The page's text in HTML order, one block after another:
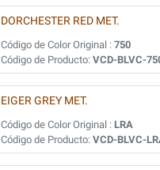
DORCHESTER RED MET.
Código de Color Original : 750
Código de Producto: VCD-BLVC-
EIGER GREY MET.
Código de Color Original : LRA
Código de Producto: VCD-BLVC-